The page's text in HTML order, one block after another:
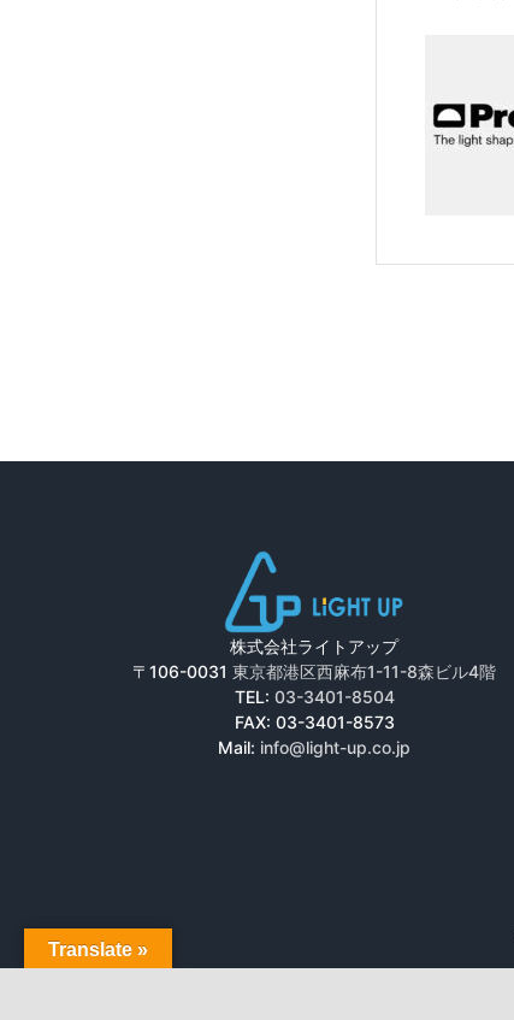
株式会社ライトアップ
〒106-0031東京都港区西麻布1-11-8森ビル4階
TEL: 03-3401-8504
FAX: 03-3401-8573
Mail: info@light-up.co.jp
Translate »